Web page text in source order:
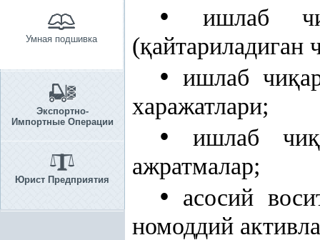
Умная подшивка
Экспортно-
Импортные Операции
Юрист Предприятия
• ишлаб
(қайтариладиган
• ишлаб чиқ
харажатлари;
• ишлаб чиқ
ажратмалар;
• асосий
номоддий